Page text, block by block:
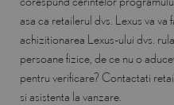
asa ca retailerul dvs. Lexus va
achizitionarea Lexus-ului dvs.
persoane fizice, de ce nu o
pentru verificare? Contactati
si asistenta la vanzare.